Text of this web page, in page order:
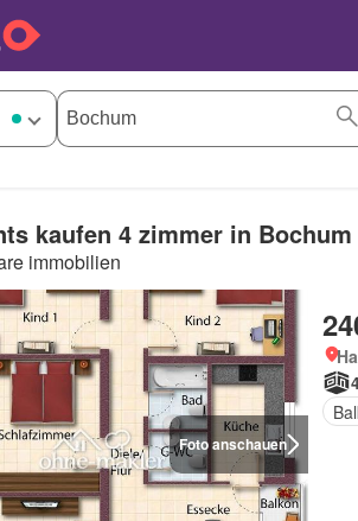
kaufen 4 zimmer in Bochum
immobilien
Foto anschauen